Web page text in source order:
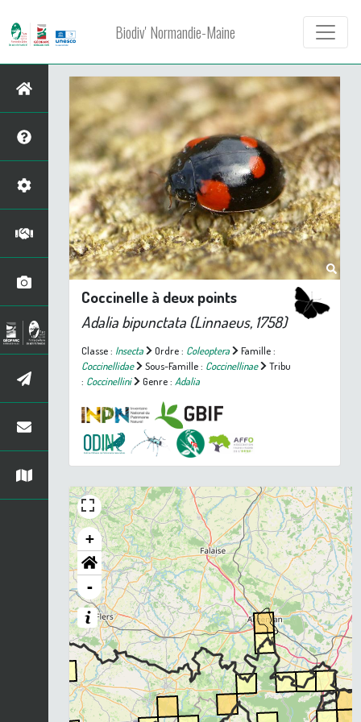
Biodiv' Normandie-Maine
Coccinelle à deux points
Adalia bipunctata (Linnaeus, 1758)
Classe : Insecta Ordre : Coleoptera
Famille :
Coccinellidae
Sous-Famille : Coccinellinae
Tribu
: Coccinellini Genre : Adalia
+
-